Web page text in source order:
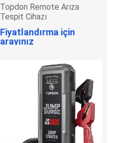
Topdon Remote Arıza
Tespit Cihazı
Fiyatlandırma için
arayınız